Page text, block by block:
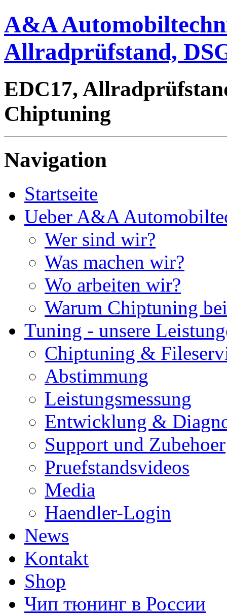
A&A
Allradprüfstand,
EDC17,
Chiptuning
Navigation
Startseite
Ueber A&A
Wer sind wir?
Was machen wir?
Wo arbeiten wir?
Warum Chiptuning
Tuning - unsere
Chiptuning &
Abstimmung
Leistungsmessung
Entwicklung &
Support und Zubehoer
Pruefstandsvideos
Media
Haendler-Login
News
Kontakt
Shop
Чип тюнинг в России